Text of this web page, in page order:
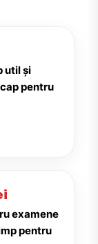
util și
pentru
examene
pentru